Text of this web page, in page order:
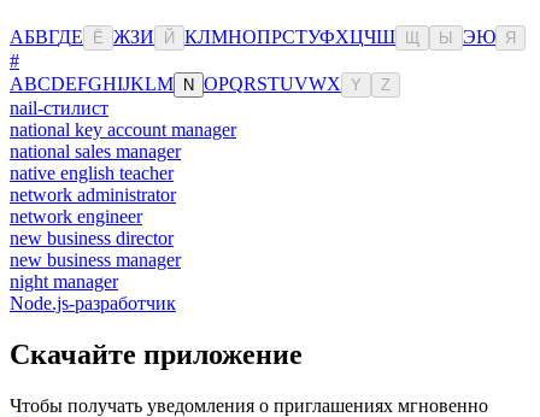
АБВГДЕ Ё ЖЗИ Й КЛМНОПРСТУФХЦЧШ Ы ЭЮ Я
#
ABCDEFGHIJKLM N OPQRSTUVWX Y Z
nail-стилист
national key account manager
national sales manager
native english teacher
network administrator
network engineer
new business director
new business manager
night manager
Node.js-разработчик
Скачайте приложение
Чтобы получать уведомления о приглашениях мгновенно